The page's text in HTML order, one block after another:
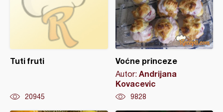
Tuti fruti
20945
Voćne princeze
Autor: Andrijana
Kovacevic
9828